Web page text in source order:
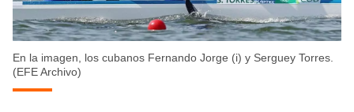
En la imagen, los cubanos Fernando Jorge (i) y Serguey Torres.
(EFE Archivo)